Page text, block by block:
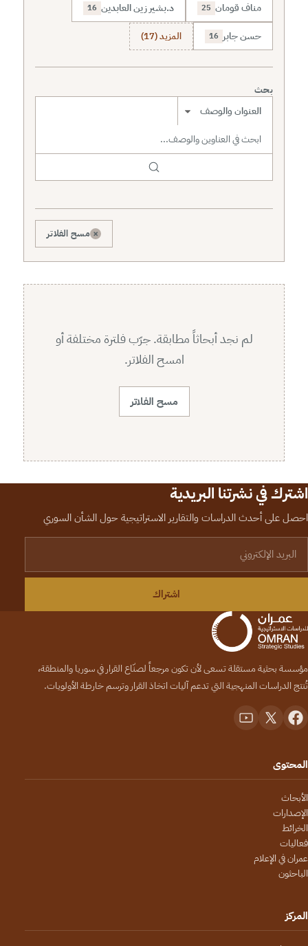
مناف قومان 25 د.بشير زين العابدين 16
حسن جابر 16 المزيد (17)
بحث
نطاق البحث
× مسح الفلاتر
لم نجد أبحاثاً مطابقة. جرّب فلترة مختلفة أو
امسح الفلاتر.
مسح الفلاتر
اشترك في نشرتنا البريدية
احصل على أحدث الدراسات والتقارير الاستراتيجية حول الشأن السوري
اشتراك
مؤسسة بحثية مستقلة تسعى لأن تكون مرجعاً لصنّاع القرار في سوريا والمنطقة،
تُنتج الدراسات المنهجية التي تدعم آليات اتخاذ القرار وترسم خارطة الأولويات.
المحتوى
الأبحاث
الإصدارات
الخرائط
فعاليات
عمران في الإعلام
الباحثون
المركز